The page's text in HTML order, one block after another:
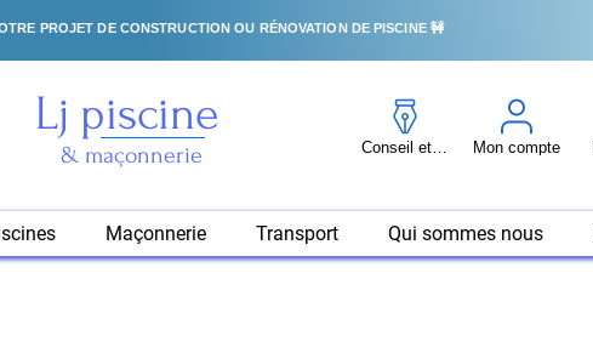
PROJET DE CONSTRUCTION OU RÉNOVATION DE PISCINE 🚧
Lj piscine
& maçonnerie Conseil et tuto Mon compte
Maçonnerie Transport Qui sommes nous